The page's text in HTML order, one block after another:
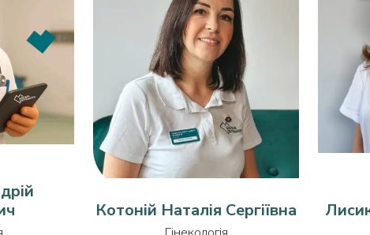
Котоній Наталія Сергіївна